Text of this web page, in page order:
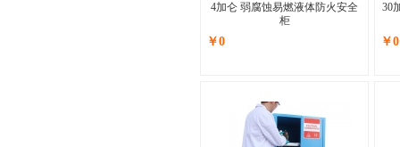
4加仑 弱腐蚀易燃液体防火安全
柜
￥0
30
￥0